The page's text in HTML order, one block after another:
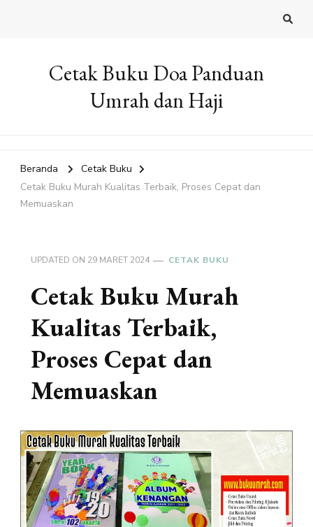
Cetak Buku Doa Panduan
Umrah dan Haji
Beranda
Cetak Buku
Cetak Buku Murah Kualitas Terbaik, Proses Cepat dan
Memuaskan
UPDATED ON 29 MARET 2024 CETAK BUKU
Cetak Buku Murah
Kualitas Terbaik,
Proses Cepat dan
Memuaskan